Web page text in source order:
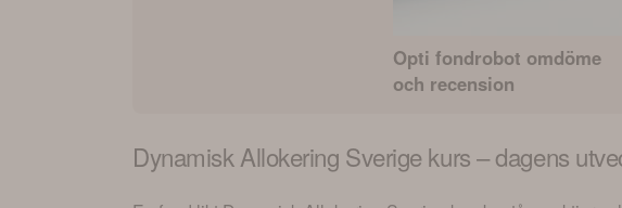
Opti fondrobot omdöme
och recension
Dynamisk Allokering Sverige kurs – dagens